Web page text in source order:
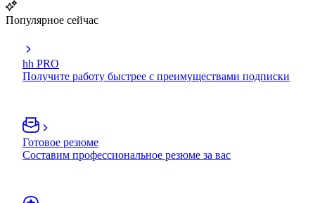
Популярное сейчас
hh PRO
Получите работу быстрее с преимуществами подписки
Готовое резюме
Составим профессиональное резюме за вас